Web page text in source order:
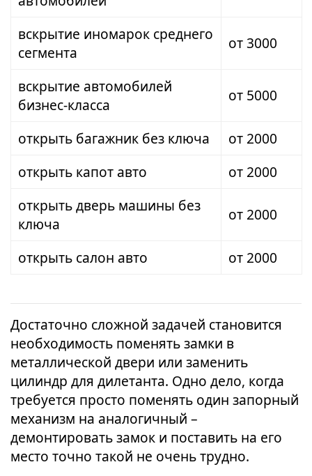
вскрытие иномарок среднего
сегмента
от 3000
вскрытие автомобилей
бизнес-класса
от 5000
открыть багажник без ключа
от 2000
открыть капот авто
от 2000
открыть дверь машины без
ключа
от 2000
открыть салон авто от 2000
Достаточно сложной задачей становится
необходимость поменять замки в
металлической двери или заменить
цилиндр для дилетанта. Одно дело, когда
требуется просто поменять один запорный
механизм на аналогичный –
демонтировать замок и поставить на его
место точно такой не очень трудно.